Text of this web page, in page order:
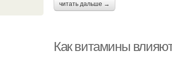
читать дальше →
Как витамины